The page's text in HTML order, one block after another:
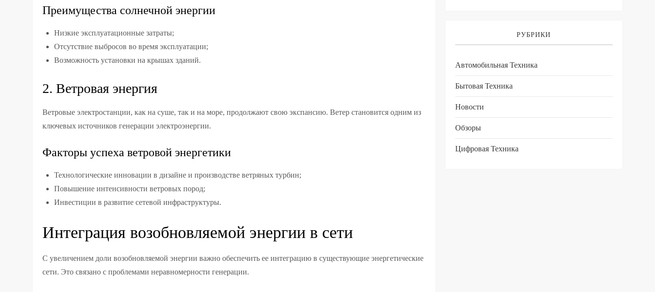
Преимущества солнечной энергии
Низкие эксплуатационные затраты;
Отсутствие выбросов во время эксплуатации;
Возможность установки на крышах зданий.
2. Ветровая энергия
Ветровые электростанции, как на суше, так и на море, продолжают свою экспансию. Ветер становится одним из
ключевых источников генерации электроэнергии.
Факторы успеха ветровой энергетики
Технологические инновации в дизайне и производстве ветряных турбин;
Повышение интенсивности ветровых пород;
Инвестиции в развитие сетевой инфраструктуры.
Интеграция возобновляемой энергии в сети
С увеличением доли возобновляемой энергии важно обеспечить ее интеграцию в существующие энергетические
сети. Это связано с проблемами неравномерности генерации.
РУБРИКИ
Автомобильная Техника
Бытовая Техника
Новости
Обзоры
Цифровая Техника